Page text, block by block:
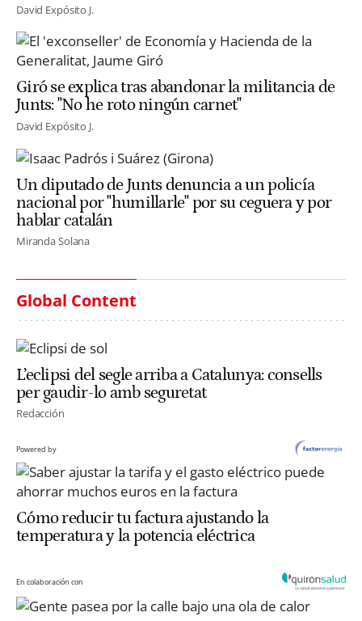
David Expósito J.
Giró se explica tras abandonar la militancia de
Junts: "No he roto ningún carnet"
David Expósito J.
Un diputado de Junts denuncia a un policía
nacional por "humillarle" por su ceguera y por
hablar catalán
Miranda Solana
Global Content
L’eclipsi del segle arriba a Catalunya: consells
per gaudir-lo amb seguretat
Redacción
Powered by
Cómo reducir tu factura ajustando la
temperatura y la potencia eléctrica
En colaboración con